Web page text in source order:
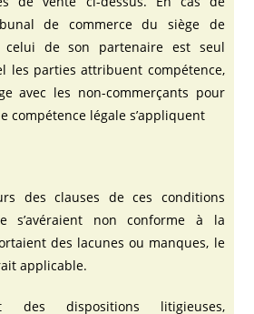
de commerce du siège de
celui de son partenaire est seul
les parties attribuent compétence,
avec les non-commerçants pour
compétence légale s’appliquent
des clauses de ces conditions
s’avéraient non conforme à la
des lacunes ou manques, le
applicable.
des dispositions litigieuses,